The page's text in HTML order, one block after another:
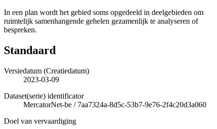
In een plan wordt het gebied soms opgedeeld in deelgebieden om
ruimtelijk samenhangende gehelen gezamenlijk te analyseren of
bespreken.
Standaard
Versiedatum (Creatiedatum)
2023-03-09
Dataset(serie) identificator
MercatorNet-be / 7aa7324a-8d5c-53b7-9e76-2f4c20d3a060
Doel van vervaardiging